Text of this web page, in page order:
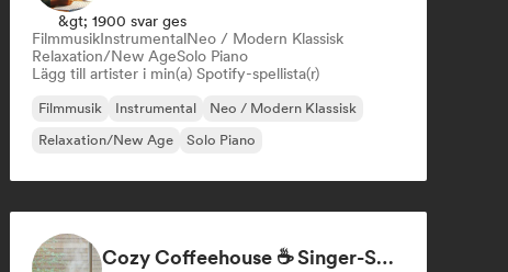
&gt; 1900 svar ges
FilmmusikInstrumentalNeo / Modern Klassisk
Relaxation/New AgeSolo Piano
Lägg till artister i min(a) Spotify-spellista(r)
Filmmusik Instrumental
Neo / Modern Klassisk
Relaxation/New Age
Solo Piano
Cozy Coffeehouse ☕ Singer-Songwriter, Indie Folk & Acoustic